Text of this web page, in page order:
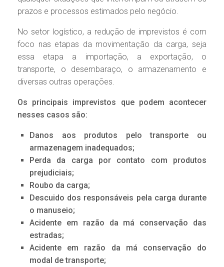
prazos e processos estimados pelo negócio.
No setor logístico, a redução de imprevistos é com
foco nas etapas da movimentação da carga, seja
essa etapa a importação, a exportação, o
transporte, o desembaraço, o armazenamento e
diversas outras operações.
Os principais imprevistos que podem acontecer
nesses casos são:
Danos aos produtos pelo transporte ou
armazenagem inadequados;
Perda da carga por contato com produtos
prejudiciais;
Roubo da carga;
Descuido dos responsáveis pela carga durante
o manuseio;
Acidente em razão da má conservação das
estradas;
Acidente em razão da má conservação do
modal de transporte;